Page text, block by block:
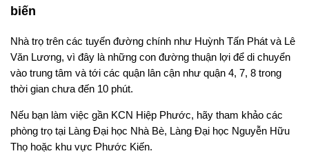
biến
Nhà trọ trên các tuyến đường chính như Huỳnh Tấn Phát và Lê
Văn Lương, vì đây là những con đường thuận lợi để di chuyển
vào trung tâm và tới các quận lân cận như quận 4, 7, 8 trong
thời gian chưa đến 10 phút.
Nếu bạn làm việc gần KCN Hiệp Phước, hãy tham khảo các
phòng trọ tại Làng Đại học Nhà Bè, Làng Đại học Nguyễn Hữu
Thọ hoặc khu vực Phước Kiến.